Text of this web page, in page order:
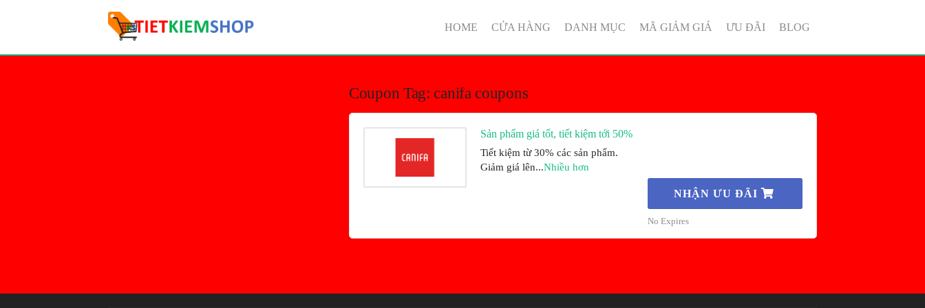
HOME CỬA HÀNG DANH MỤC MÃ GIẢM GIÁ ƯU ĐÃI BLOG
Coupon Tag:canifa coupons
Sản phẩm giá tốt, tiết kiệm tới 50%
Tiết kiệm từ 30% các sản phẩm.
Giảm giá lên...Nhiều hơn
NHẬN ƯU ĐÃI
No Expires